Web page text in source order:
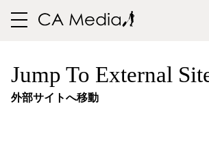
toggle
Jump To External
外部サイトへ移動